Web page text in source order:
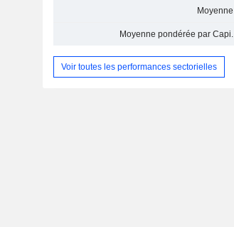
Moyenne
Moyenne pondérée par Capi.
Voir toutes les performances sectorielles